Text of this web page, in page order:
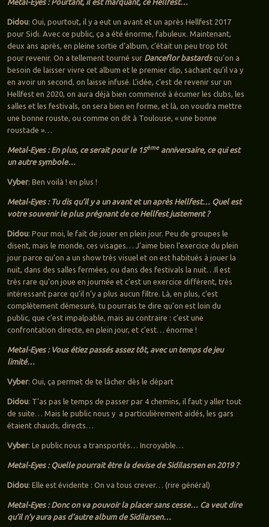
Metal-Eyes : Pourtant, il est marquant, ce Hellfest…
Didou: Oui, pourtout, il y a eut un avant et un après Hellfest 2017
pour Sidi. Avec ce public, ça a été énorme, fabuleux. Maintenant,
deux ans après, en pleine sortie d’album, c’était un peu trop tôt
pour revenir. On a tellement tourné sur Danceflor bastardsqu’on a
besoin de laisser vivre cet album et le premier clip, sachant qu’il va y
en avoir un second, on laisse infusé. L’idée, c’est de revenir sur un
Hellfest en 2020, on aura déjà bien commencé à écumer les clubs, les
salles et les festivals, on sera bien en forme, et là, on voudra mettre
une bonne rouste, ou comme on dit à Toulouse, « une bonne
roustade »…
Metal-Eyes : En plus, ce serait pour le 15èmeanniversaire, ce qui est
un autre symbole…
Vyber: Ben voilà ! en plus !
Metal-Eyes : Tu dis qu’il y a un avant et un après Hellfest… Quel est
votre souvenir le plus prégnant de ce Hellfest justement ?
Didou: Pour moi, le fait de jouer en plein jour. Peu de groupes le
disent, mais le monde, ces visages… J’aime bien l’exercice du plein
jour parce qu’on a un show très visuel et on est habitués à jouer la
nuit, dans des salles fermées, ou dans des festivals la nuit…Il est
très rare qu’on joue en journée et c’est un exercice différent, très
intéressant parce qu’il n’y a plus aucun filtre. Là, en plus, c’est
complètement démesuré, tu pourrais te dire qu’on est loin du
public, que c’est impalpable, mais au contraire : c’est une
confrontation directe, en plein jour, et c’est… énorme !
Metal-Eyes : Vous étiez passés assez tôt, avec un temps de jeu
limité…
Vyber: Oui, ça permet de te lâcher dès le départ
Didou: T’as pas le temps de passer par 4 chemins, il faut y aller tout
de suite… Mais le public nous y a particulièrement aidés, les gars
étaient chauds, directs…
Vyber: Le public nous a transportés… Incroyable…
Metal-Eyes : Quelle pourrait être la devise de Sidilasrsen en 2019 ?
Didou: Elle est évidente : On va tous crever… (rire général)
Metal-Eyes : Donc on va pouvoir la placer sans cesse… Ca veut dire
qu’il n’y aura pas d’autre album de Sidilarsen…